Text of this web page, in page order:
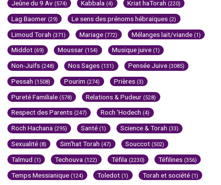
Jeûne du 9 Av (574) Kabbala (4) Kriat haTorah (220)
Lag Baomer (29) Le sens des prénoms hébraïques (2)
Limoud Torah (371) Mariage (772) Mélanges lait/viande (1)
Middot (69) Moussar (154) Musique juive (1)
Non-Juifs (248) Nos Sages (131) Pensée Juive (3085)
Pessah (1508) Pourim (274) Prières (3)
Pureté Familiale (578) Relations & Pudeur (528)
Respect des Parents (247) Roch 'Hodech (4)
Roch Hachana (295) Santé (1) Science & Torah (33)
Sexualité (8) Sim'hat Torah (47) Souccot (502)
Talmud (1) Techouva (122) Téfila (2230) Téfilines (356)
Temps Messianique (124) Toledot (1) Torah et société (1)